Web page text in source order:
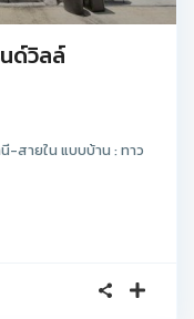
ด์วิลล์
-สายใน แบบบ้าน : ทาว